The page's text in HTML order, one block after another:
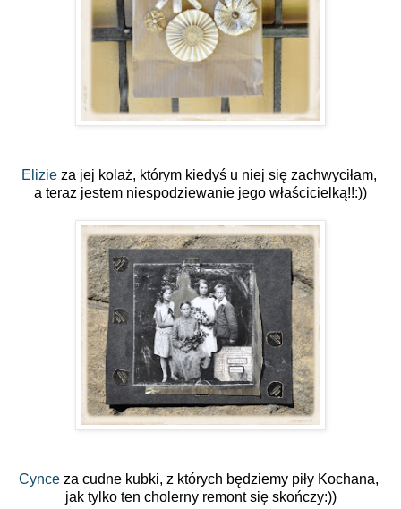
Elizieza jej kolaż, którym kiedyś u niej się zachwyciłam,
a teraz jestem niespodziewanie jego właścicielką!!:))
Cynce za cudne kubki, z których będziemy piły Kochana,
jak tylko ten cholerny remont się skończy:))